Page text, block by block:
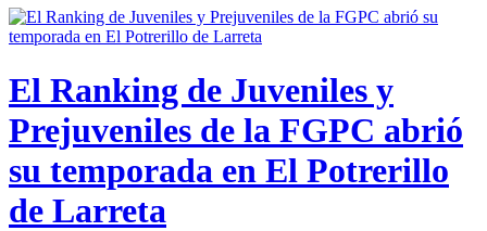
El Ranking de Juveniles y
Prejuveniles de la FGPC abrió
su temporada en El Potrerillo
de Larreta